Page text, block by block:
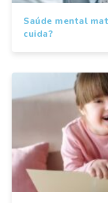
Saúde mental
cuida?